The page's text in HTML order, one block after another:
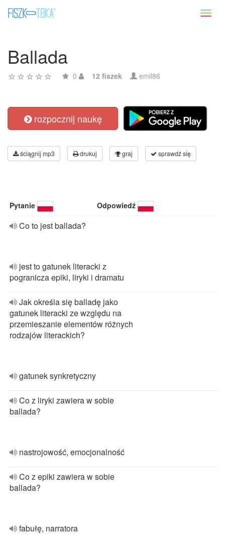
Ballada
0 12 fiszek emil86
rozpocznij naukę
ściągnij mp3 drukuj graj sprawdź się
Pytanie Odpowiedź
Co to jest ballada?
jest to gatunek literacki z
pogranicza epiki, liryki i dramatu
Jak określa się balladę jako
gatunek literacki ze względu na
przemieszanie elementów różnych
rodzajów literackich?
gatunek synkretyczny
Co z liryki zawiera w sobie
ballada?
nastrojowość, emocjonalność
Co z epiki zawiera w sobie
ballada?
fabułę, narratora